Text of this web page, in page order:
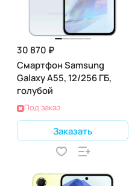
30 870 ₽
Смартфон Samsung
Galaxy A55, 12/256 ГБ,
голубой
Под заказ
Заказать